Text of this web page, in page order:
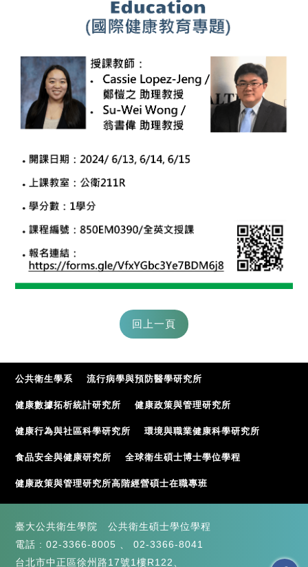
公共衛生學系 流行病學與預防醫學研究所
健康數據拓析統計研究所 健康政策與管理研究所
健康行為與社區科學研究所 環境與職業健康科學研究所
食品安全與健康研究所 全球衛生碩士博士學位學程
健康政策與管理研究所高階經營碩士在職專班
臺大公共衛生學院 公共衛生碩士學位學程
電話 :02-3366-8005 、02-3366-8041
台北市中正區徐州路17號1樓R122、